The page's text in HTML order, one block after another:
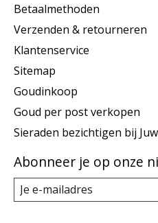
Betaalmethoden
Verzenden & retourneren
Klantenservice
Sitemap
Goudinkoop
Goud per post verkopen
Sieraden bezichtigen bij
Abonneer je op onze